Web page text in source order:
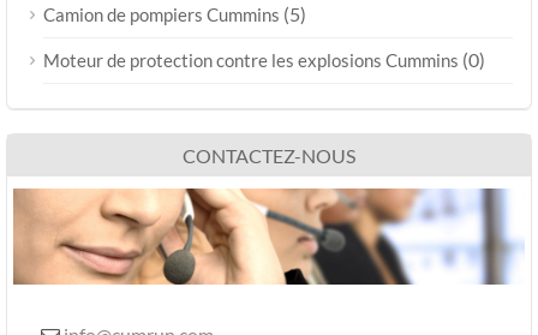
Camion de pompiers Cummins (5)
Moteur de protection contre les explosions Cummins (0)
CONTACTEZ-NOUS